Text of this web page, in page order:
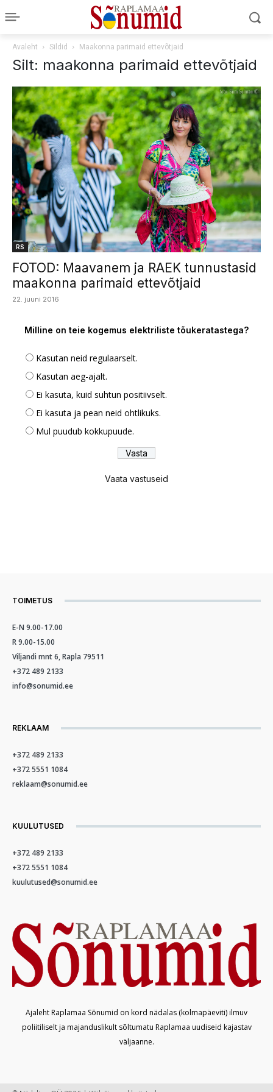
Avaleht Sildid Maakonna parimaid ettevõtjaid
Silt: maakonna parimaid ettevõtjaid
RS
FOTOD: Maavanem ja RAEK tunnustasid
maakonna parimaid ettevõtjaid
22. juuni 2016
Milline on teie kogemus elektriliste tõukeratastega?
Kasutan neid regulaarselt.
Kasutan aeg-ajalt.
Ei kasuta, kuid suhtun positiivselt.
Ei kasuta ja pean neid ohtlikuks.
Mul puudub kokkupuude.
Vaata vastuseid
TOIMETUS
E-N 9.00-17.00
R 9.00-15.00
Viljandi mnt 6, Rapla 79511
+372 489 2133
info@sonumid.ee
REKLAAM
+372 489 2133
+372 5551 1084
reklaam@sonumid.ee
KUULUTUSED
+372 489 2133
+372 5551 1084
kuulutused@sonumid.ee
Ajaleht Raplamaa Sõnumid on kord nädalas (kolmapäeviti) ilmuv
poliitiliselt ja majanduslikult sõltumatu Raplamaa uudiseid kajastav
väljaanne.